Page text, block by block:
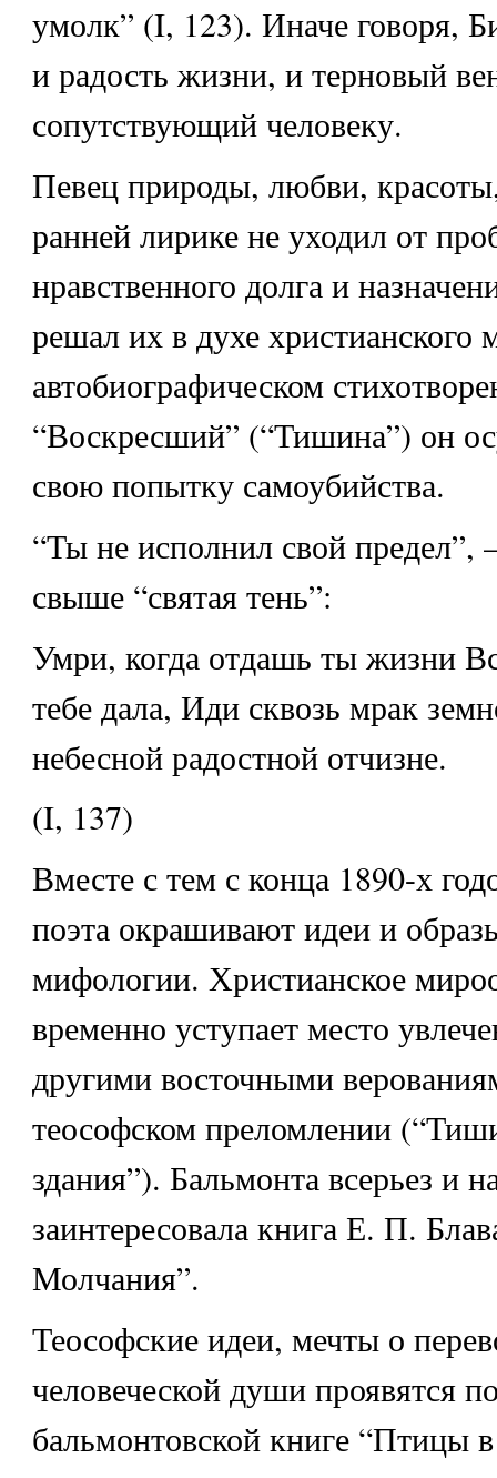
умолк” (I, 123). Иначе говоря,
и радость жизни, и терновый
сопутствующий человеку.
Певец природы, любви,
ранней лирике не уходил от
нравственного долга и
решал их в духе христианского
автобиографическом
“Воскресший” (“Тишина”) он
свою попытку самоубийства.
“Ты не исполнил свой предел”,
свыше “святая тень”:
Умри, когда отдашь ты жизни
тебе дала, Иди сквозь мрак
небесной радостной отчизне.
(I, 137)
Вместе с тем с конца 1890-х
поэта окрашивают идеи и
мифологии. Христианское
временно уступает место
другими восточными
теософском преломлении
здания”). Бальмонта всерьез и
заинтересовала книга Е. П.
Молчания”.
Теософские идеи, мечты о
человеческой души проявятся
бальмонтовской книге “Птицы